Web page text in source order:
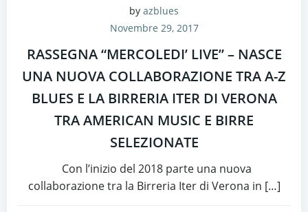
by azblues
Novembre 29, 2017
RASSEGNA “MERCOLEDI’ LIVE” – NASCE
UNA NUOVA COLLABORAZIONE TRA A-Z
BLUES E LA BIRRERIA ITER DI VERONA
TRA AMERICAN MUSIC E BIRRE
SELEZIONATE
Con l’inizio del 2018 parte una nuova
collaborazione tra la Birreria Iter di Verona in […]